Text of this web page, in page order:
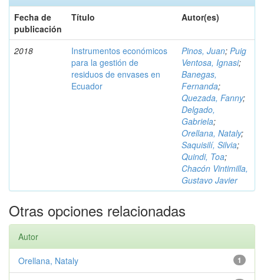
Fecha de
publicación
Título Autor(es)
2018
Instrumentos económicos
para la gestión de
residuos de envases en
Ecuador
Pinos, Juan; Puig
Ventosa, Ignasi;
Banegas,
Fernanda;
Quezada, Fanny;
Delgado,
Gabriela;
Orellana, Nataly;
Saquisilí, Silvia;
Quindi, Toa;
Chacón Vintimilla,
Gustavo Javier
Otras opciones relacionadas
Autor
1
Orellana, Nataly